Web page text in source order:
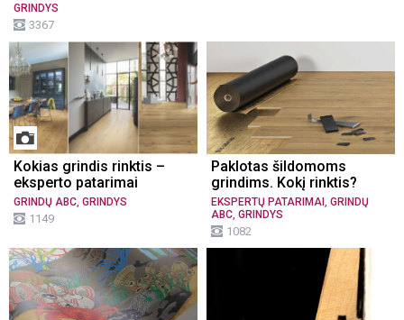
GRINDYS
3367
Kokias grindis rinktis –
eksperto patarimai
GRINDŲ ABC, GRINDYS
1149
Paklotas šildomoms
grindims. Kokį rinktis?
EKSPERTŲ PATARIMAI , GRINDŲ
ABC, GRINDYS
1082